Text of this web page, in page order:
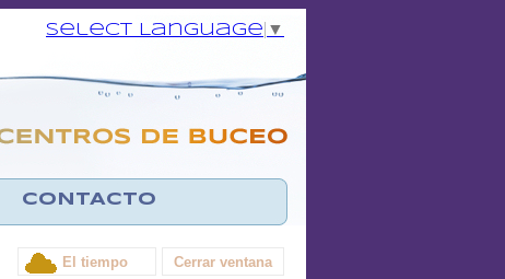
Select Language ▼
CONTACTO
Cerrar ventana
El tiempo